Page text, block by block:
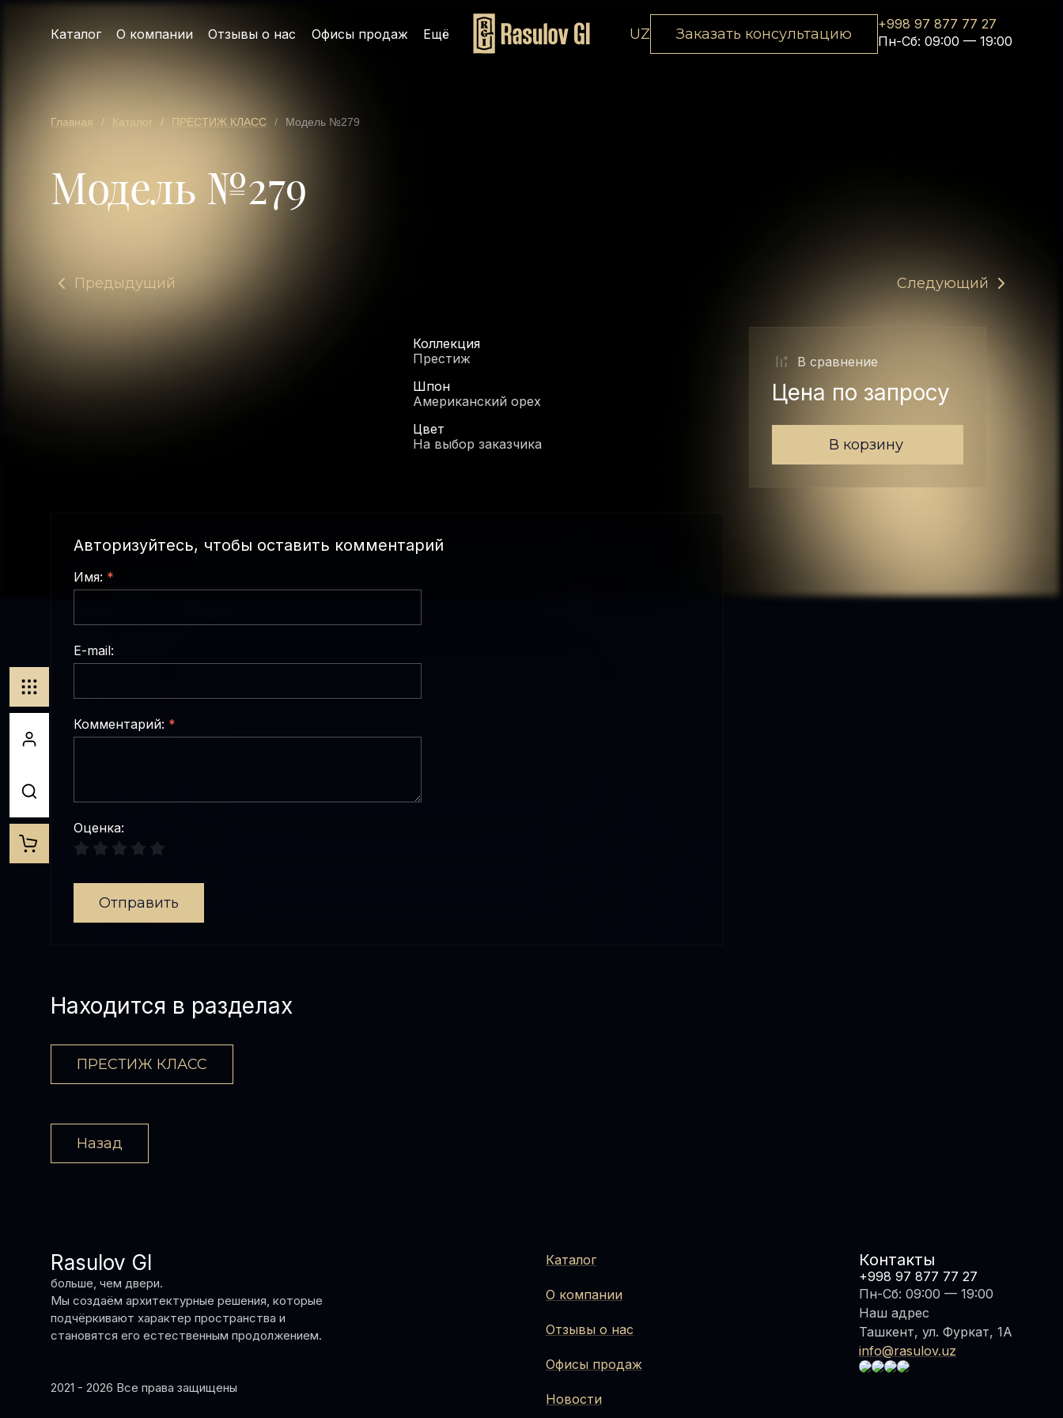
Каталог О компании Отзывы о нас Офисы продаж Ещё UZ Заказать консультацию
+998 97 877 77 27
Пн-Сб: 09:00 — 19:00
Главная / Каталог / ПРЕСТИЖ КЛАСС / Модель №279
Модель №279
Предыдущий Следующий
Коллекция
Престиж
Шпон
Американский орех
Цвет
На выбор заказчика
В сравнениe
Цена по запросу
В корзину
Авторизуйтесь, чтобы оставить комментарий
Имя: *
E-mail:
Комментарий: *
Оценка:
Отправить
Находится в разделах
ПРЕСТИЖ КЛАСС
Назад
Rasulov GI
больше, чем двери.
Мы создаём архитектурные решения, которые
подчёркивают характер пространства и
становятся его естественным продолжением.
2021 - 2026 Все права защищены
Каталог
О компании
Отзывы о нас
Офисы продаж
Новости
Контакты
+998 97 877 77 27
Пн-Сб: 09:00 — 19:00
Наш адрес
Ташкент, ул. Фуркат, 1А
info@rasulov.uz